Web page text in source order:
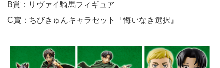
B賞：リヴァイ騎馬フィギュア
C賞：ちびきゅんキャラセット『悔いなき選択』